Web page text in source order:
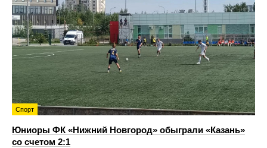
Спорт
Юниоры ФК «Нижний Новгород» обыграли «Казань»
со счетом 2:1